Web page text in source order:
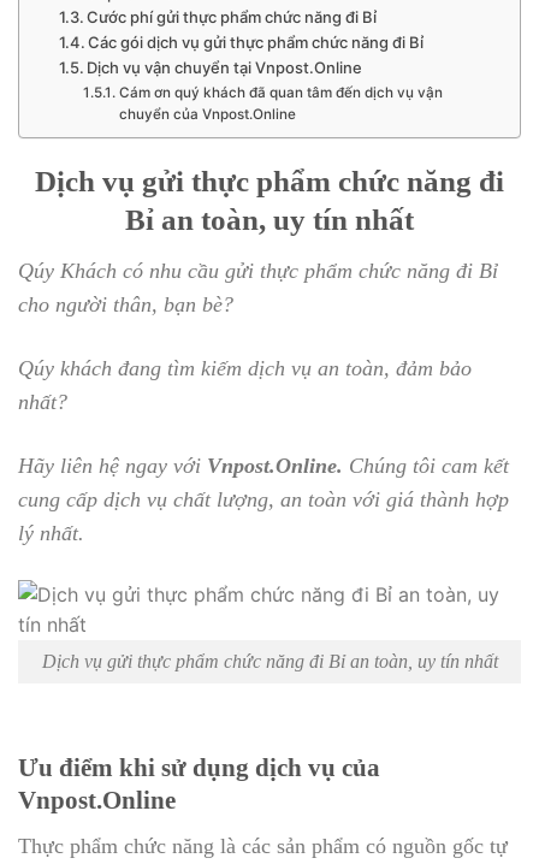
Cước phí gửi thực phẩm chức năng đi Bỉ
Các gói dịch vụ gửi thực phẩm chức năng đi Bỉ
Dịch vụ vận chuyển tại Vnpost.Online
Cám ơn quý khách đã quan tâm đến dịch vụ vận
chuyển của Vnpost.Online
Dịch vụ gửi thực phẩm chức năng đi
Bỉ an toàn, uy tín nhất
Qúy Khách có nhu cầu gửi thực phẩm chức năng đi Bỉ
cho người thân, bạn bè?
Qúy khách đang tìm kiếm dịch vụ an toàn, đảm bảo
nhất?
Hãy liên hệ ngay với Vnpost.Online. Chúng tôi cam kết
cung cấp dịch vụ chất lượng, an toàn với giá thành hợp
lý nhất.
Dịch vụ gửi thực phẩm chức năng đi Bỉ an toàn, uy tín nhất
Ưu điểm khi sử dụng dịch vụ của
Vnpost.Online
Thực phẩm chức năng là các sản phẩm có nguồn gốc tự